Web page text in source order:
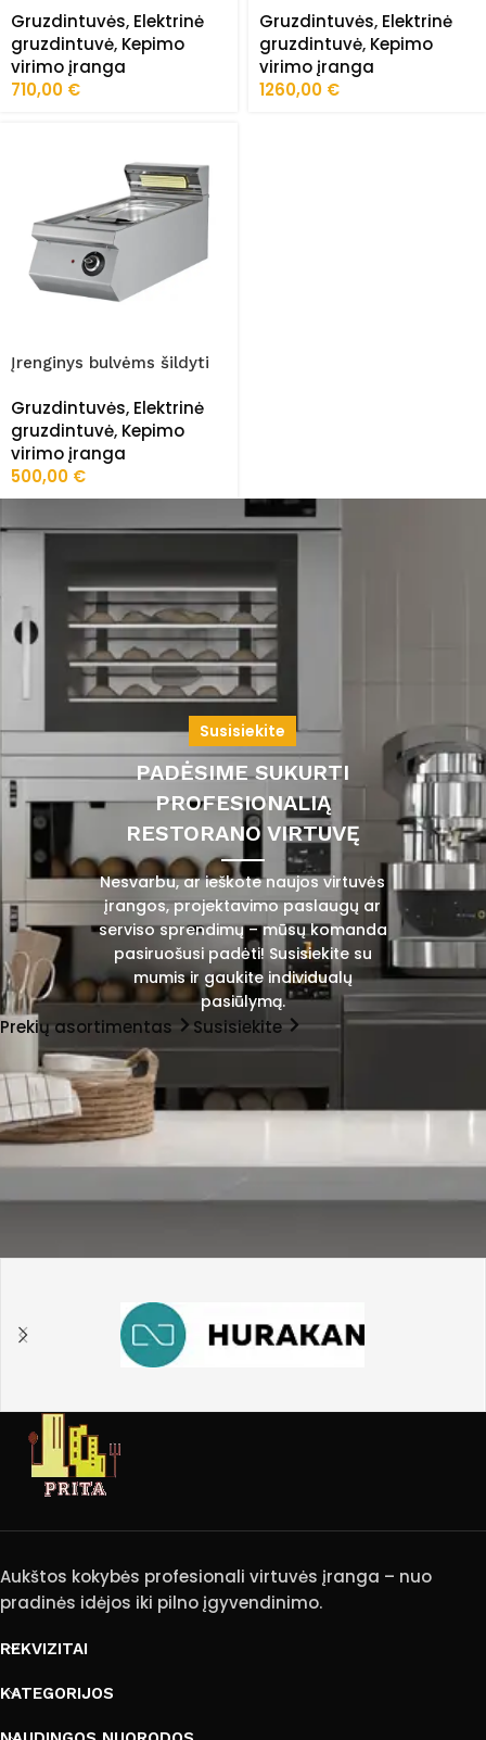
6FE010
Gruzdintuvės, Elektrinė
gruzdintuvė, Kepimo
virimo įranga
710,00 €
6FE020
Gruzdintuvės, Elektrinė
gruzdintuvė, Kepimo
virimo įranga
1260,00 €
Įrenginys bulvėms šildyti
PLS/7DE010
Gruzdintuvės, Elektrinė
gruzdintuvė, Kepimo
virimo įranga
500,00 €
Susisiekite
PADĖSIME SUKURTI
PROFESIONALIĄ
RESTORANO VIRTUVĘ
Nesvarbu, ar ieškote naujos virtuvės
įrangos, projektavimo paslaugų ar
serviso sprendimų – mūsų komanda
pasiruošusi padėti! Susisiekite su
mumis ir gaukite individualų
pasiūlymą.
Prekių asortimentas Susisiekite
Aukštos kokybės profesionali virtuvės įranga – nuo
pradinės idėjos iki pilno įgyvendinimo.
REKVIZITAI
KATEGORIJOS